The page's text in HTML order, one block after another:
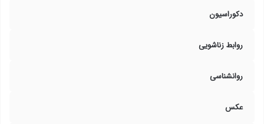
دکوراسیون
روابط زناشویی
روانشناسی
عکس